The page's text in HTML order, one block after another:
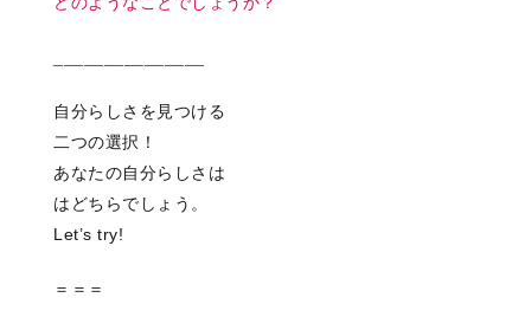
自分らしさを見つける
二つの選択！
あなたの自分らしさは
はどちらでしょう。
Let’s try!
＝＝＝